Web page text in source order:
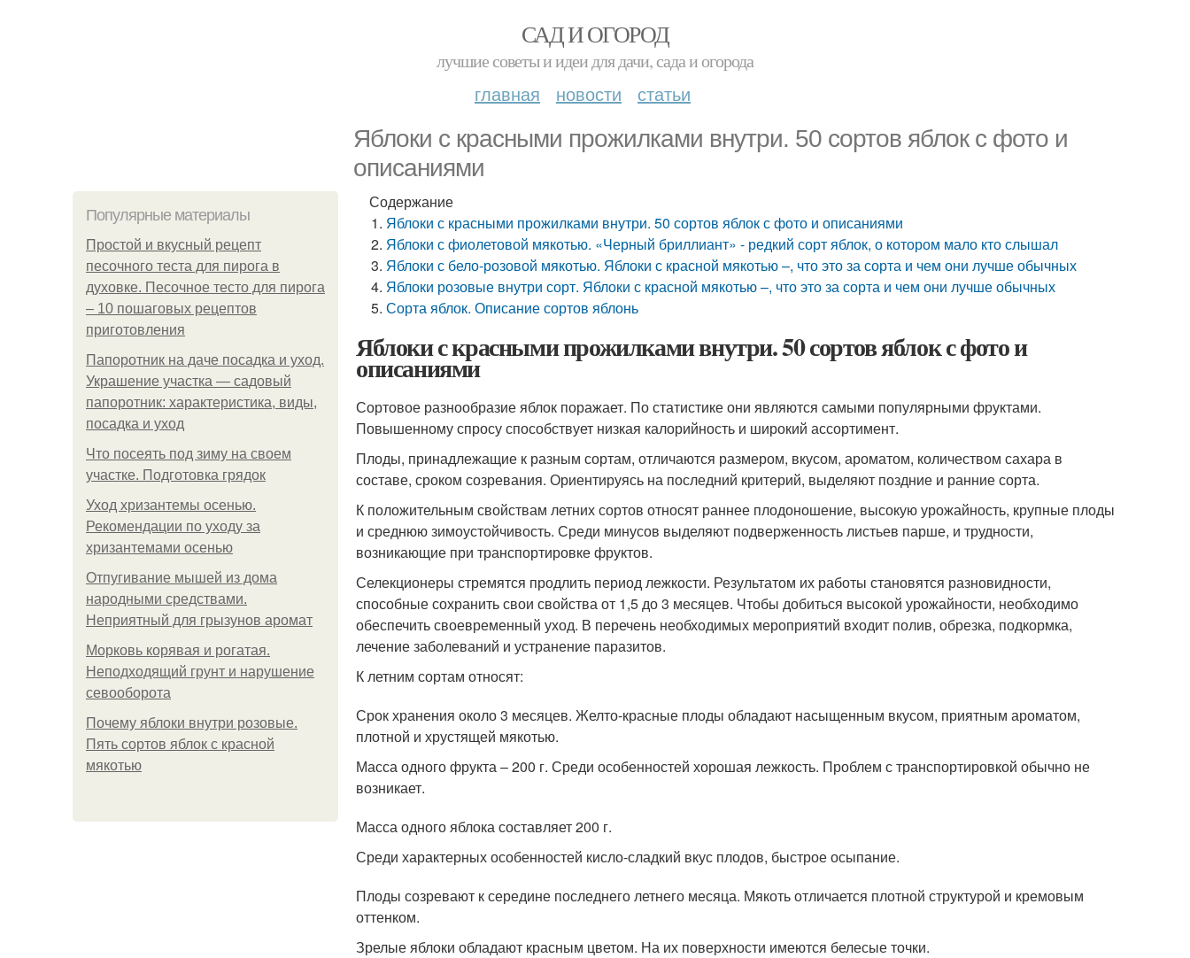
САД И ОГОРОД
лучшие советы и идеи для дачи, сада и огорода
главная новости статьи
Яблоки с красными прожилками внутри. 50 сортов яблок с фото и
описаниями
Популярные материалы
Простой и вкусный рецепт
песочного теста для пирога в
духовке. Песочное тесто для пирога
– 10 пошаговых рецептов
приготовления
Папоротник на даче посадка и уход.
Украшение участка — садовый
папоротник: характеристика, виды,
посадка и уход
Что посеять под зиму на своем
участке. Подготовка грядок
Уход хризантемы осенью.
Рекомендации по уходу за
хризантемами осенью
Отпугивание мышей из дома
народными средствами.
Неприятный для грызунов аромат
Морковь корявая и рогатая.
Неподходящий грунт и нарушение
севооборота
Почему яблоки внутри розовые.
Пять сортов яблок с красной
мякотью
Содержание
Яблоки с красными прожилками внутри. 50 сортов яблок с фото и описаниями
Яблоки с фиолетовой мякотью. «Черный бриллиант» - редкий сорт яблок, о котором мало кто слышал
Яблоки с бело-розовой мякотью. Яблоки с красной мякотью –, что это за сорта и чем они лучше обычных
Яблоки розовые внутри сорт. Яблоки с красной мякотью –, что это за сорта и чем они лучше обычных
Сорта яблок. Описание сортов яблонь
Яблоки с красными прожилками внутри. 50 сортов яблок с фото и
описаниями
Сортовое разнообразие яблок поражает. По статистике они являются самыми популярными фруктами.
Повышенному спросу способствует низкая калорийность и широкий ассортимент.
Плоды, принадлежащие к разным сортам, отличаются размером, вкусом, ароматом, количеством сахара в
составе, сроком созревания. Ориентируясь на последний критерий, выделяют поздние и ранние сорта.
К положительным свойствам летних сортов относят раннее плодоношение, высокую урожайность, крупные плоды
и среднюю зимоустойчивость. Среди минусов выделяют подверженность листьев парше, и трудности,
возникающие при транспортировке фруктов.
Селекционеры стремятся продлить период лежкости. Результатом их работы становятся разновидности,
способные сохранить свои свойства от 1,5 до 3 месяцев. Чтобы добиться высокой урожайности, необходимо
обеспечить своевременный уход. В перечень необходимых мероприятий входит полив, обрезка, подкормка,
лечение заболеваний и устранение паразитов.
К летним сортам относят:
Срок хранения около 3 месяцев. Желто-красные плоды обладают насыщенным вкусом, приятным ароматом,
плотной и хрустящей мякотью.
Масса одного фрукта – 200 г. Среди особенностей хорошая лежкость. Проблем с транспортировкой обычно не
возникает.
Масса одного яблока составляет 200 г.
Среди характерных особенностей кисло-сладкий вкус плодов, быстрое осыпание.
Плоды созревают к середине последнего летнего месяца. Мякоть отличается плотной структурой и кремовым
оттенком.
Зрелые яблоки обладают красным цветом. На их поверхности имеются белесые точки.